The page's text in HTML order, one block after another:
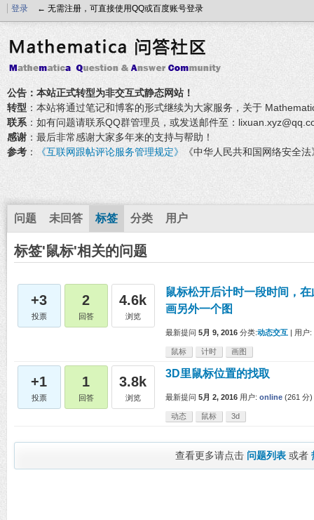
登录 ← 无需注册，可直接使用QQ或百度账号登录
公告：本站正式转型为非交互式静态网站！
转型 ：本站将通过笔记和博客的形式继续为大家服务，关于
联系 ：如有问题请联系QQ群管理员，或发送邮件至：
感谢 ：最后非常感谢大家多年来的支持与帮助！
参考 ： 《互联网跟帖评论服务管理规定》 《中华人民共和国网络安全
问题 未回答 标签 分类 用户
标签'鼠标'相关的问题
+3
投票
2
回答
4.6k
浏览
鼠标松开后计时一段时间，
画另外一个图
最新提问 5月 9, 2016 分类:动态交互 用户:
鼠标 计时 画图
+1
投票
1
回答
3.8k
浏览
3D里鼠标位置的找取
最新提问 5月 2, 2016 用户: online (261 分)
动态 鼠标 3d
查看更多请点击 问题列表 或者